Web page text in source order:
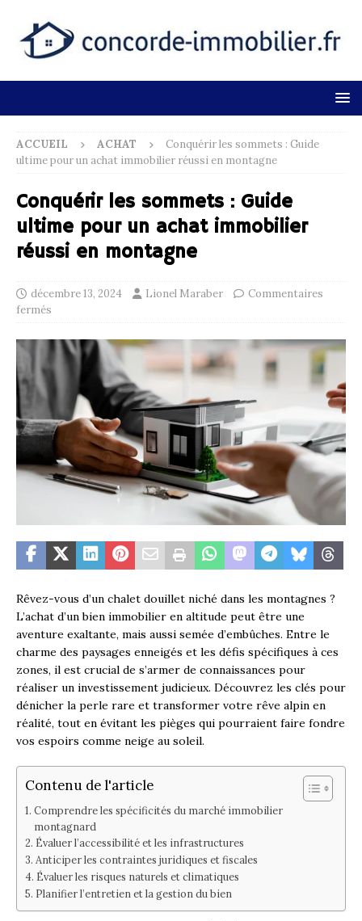
ACCUEIL ACHAT
Conquérir les sommets : Guide
ultime pour un achat immobilier réussi en montagne
Conquérir les sommets : Guide
ultime pour un achat immobilier
réussi en montagne
décembre 13, 2024 Lionel Maraber
Commentaires
fermés
Rêvez-vous d’un chalet douillet niché dans les montagnes ?
L’achat d’un bien immobilier en altitude peut être une
aventure exaltante, mais aussi semée d’embûches. Entre le
charme des paysages enneigés et les défis spécifiques à ces
zones, il est crucial de s’armer de connaissances pour
réaliser un investissement judicieux. Découvrez les clés pour
dénicher la perle rare et transformer votre rêve alpin en
réalité, tout en évitant les pièges qui pourraient faire fondre
vos espoirs comme neige au soleil.
Contenu de l'article
Comprendre les spécificités du marché immobilier
montagnard
Évaluer l’accessibilité et les infrastructures
Anticiper les contraintes juridiques et fiscales
Évaluer les risques naturels et climatiques
Planifier l’entretien et la gestion du bien